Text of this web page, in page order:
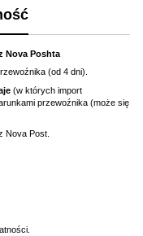
Nova Poshta
(od 4 dni).
(w których import
przewoźnika (może się
Nova Post.